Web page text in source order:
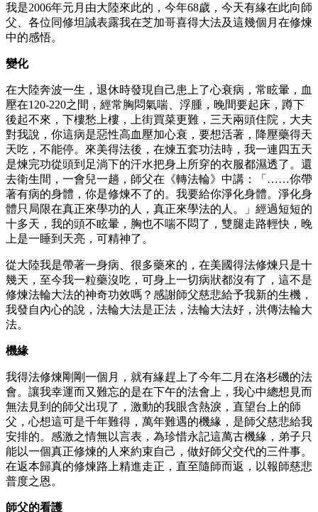
我是2006年元月由大陸來此的，今年68歲，今天有緣在此向師
父、各位同修坦誠表露我在芝加哥喜得大法及這幾個月在修煉
中的感悟。
變化
在大陸奔波一生，退休時發現自己患上了心衰病，常眩暈，血
壓在120-220之間，經常胸悶氣喘、浮腫，晚間要起床，蹲下
後起不來，下樓愁上樓，上街買菜更難，三天兩頭住院，大夫
對我說，你這病是惡性高血壓加心衰，要想活著，降壓藥得天
天吃，不能停。來美得法後，在煉五套功法時，我一連四五天
是煉完功從頭到足淌下的汗水把身上所穿的衣服都濕透了。還
去衛生間，一會兒一趟，師父在《轉法輪》中講：「……你帶
著有病的身體，你是修煉不了的。我要給你淨化身體。淨化身
體只局限在真正來學功的人，真正來學法的人。」經過短短的
十多天，我的頭不眩暈，胸也不喘不悶了，雙腿走路輕快，晚
上是一睡到天亮，可精神了。
從大陸我是帶著一身病、很多藥來的，在美國得法修煉只是十
幾天，至今我一粒藥沒吃，可身上一切病狀都沒有了，這不是
修煉法輪大法的神奇功效嗎？感謝師父慈悲給予我新的生機，
我發自內心的說，法輪大法是正法，法輪大法好，洪傳法輪大
法。
機緣
我得法修煉剛剛一個月，就有緣趕上了今年二月在洛杉磯的法
會。讓我幸運而又難忘的是在下午的法會上，我心中總想見而
無法見到的師父出現了，激動的我眼含熱淚，直望台上的師
父，心想這可是千年難得，萬年難遇的機緣，是師父慈悲給我
安排的。感激之情無以言表，為珍惜永記這萬古機緣，弟子只
能以一個真正修煉的人來約束自己，做好師父交代的三件事。
在返本歸真的修煉路上精進走正，直至隨師而返，以報師慈悲
普度之恩。
師父的看護